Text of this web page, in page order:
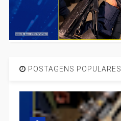
POSTAGENS POPULARES